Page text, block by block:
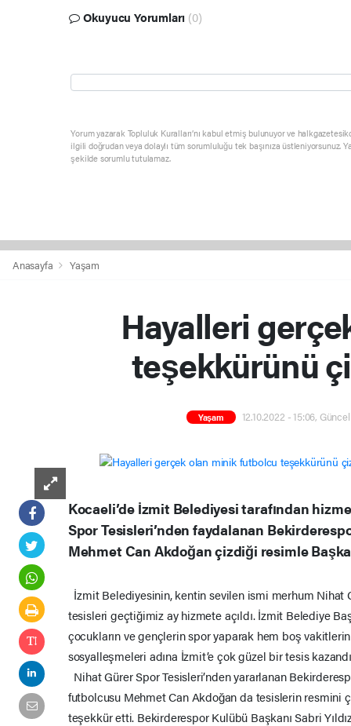
Okuyucu Yorumları (0)
Yorum yazarak Topluluk Kuralları’nı kabul etmiş bulunuyor ve
ilgili doğrudan veya dolaylı tüm sorumluluğu tek başınıza üstleniyorsunuz.
şekilde sorumlu tutulamaz.
Anasayfa Yaşam
Hayalleri
teşekkürünü
Yaşam 12.10.2022 - 15:06,
Kocaeli’de İzmit Belediyesi tarafından
Spor Tesisleri’nden faydalanan
Mehmet Can Akdoğan çizdiği resimle
İzmit Belediyesinin, kentin sevilen ismi merhum Nihat
tesisleri geçtiğimiz ay hizmete açıldı. İzmit Belediye
çocukların ve gençlerin spor yaparak hem boş
sosyalleşmeleri adına İzmit’e çok güzel bir tesis
Nihat Gürer Spor Tesisleri’nden yararlanan
futbolcusu Mehmet Can Akdoğan da tesislerin resmini
teşekkür etti. Bekirderespor Kulübü Başkanı Sabri